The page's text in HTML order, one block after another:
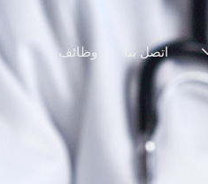
اتصل بنا وظائف